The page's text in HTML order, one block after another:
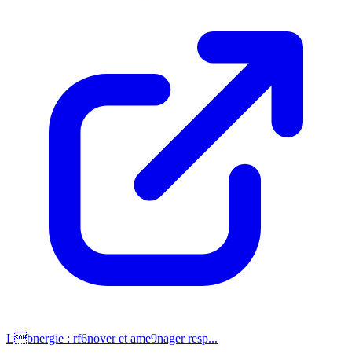
Lbnergie : rf6nover et ame9nager resp...